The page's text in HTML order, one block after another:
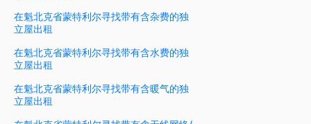
在魁北克省蒙特利尔寻找带有含杂费的独
立屋出租
在魁北克省蒙特利尔寻找带有含水费的独
立屋出租
在魁北克省蒙特利尔寻找带有含暖气的独
立屋出租